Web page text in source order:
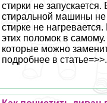
стирки не запускается.
стиральной машины не
стирке не
этих поломок в
которые можно
подробнее в